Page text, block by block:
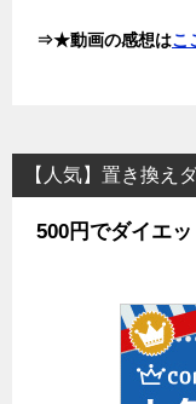
⇒★動画の感想はこ
【人気】置き換え
500円でダイエッ